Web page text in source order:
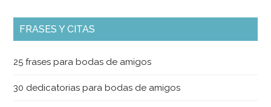
FRASES Y CITAS
25 frases para bodas de amigos
30 dedicatorias para bodas de amigos